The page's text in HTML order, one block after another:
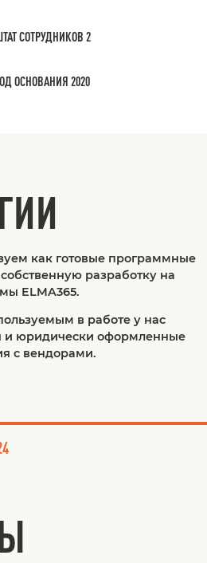
СОТРУДНИКОВ 2
ОСНОВАНИЯ 2020
как готовые программные
разработку на
ELMA365.
в работе у нас
и юридически оформленные
с вендорами.